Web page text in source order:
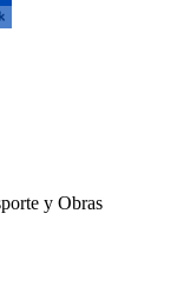
y Obras